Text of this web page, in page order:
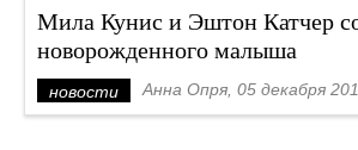
Мила Кунис и Эштон Катчер
новорожденного малыша
новости Анна Опря, 05 декабря